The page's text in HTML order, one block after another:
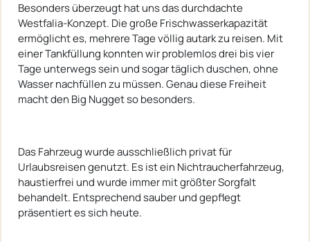
Besonders überzeugt hat uns das durchdachte
Westfalia-Konzept. Die große Frischwasserkapazität
ermöglicht es, mehrere Tage völlig autark zu reisen. Mit
einer Tankfüllung konnten wir problemlos drei bis vier
Tage unterwegs sein und sogar täglich duschen, ohne
Wasser nachfüllen zu müssen. Genau diese Freiheit
macht den Big Nugget so besonders.
Das Fahrzeug wurde ausschließlich privat für
Urlaubsreisen genutzt. Es ist ein Nichtraucherfahrzeug,
haustierfrei und wurde immer mit größter Sorgfalt
behandelt. Entsprechend sauber und gepflegt
präsentiert es sich heute.